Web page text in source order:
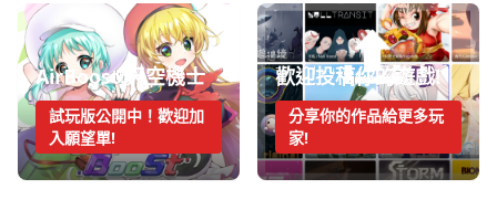
AirBoost:天空機士
試玩版公開中！歡迎加
入願望單!
歡迎投稿你的遊戲!
分享你的作品給更多玩
家!